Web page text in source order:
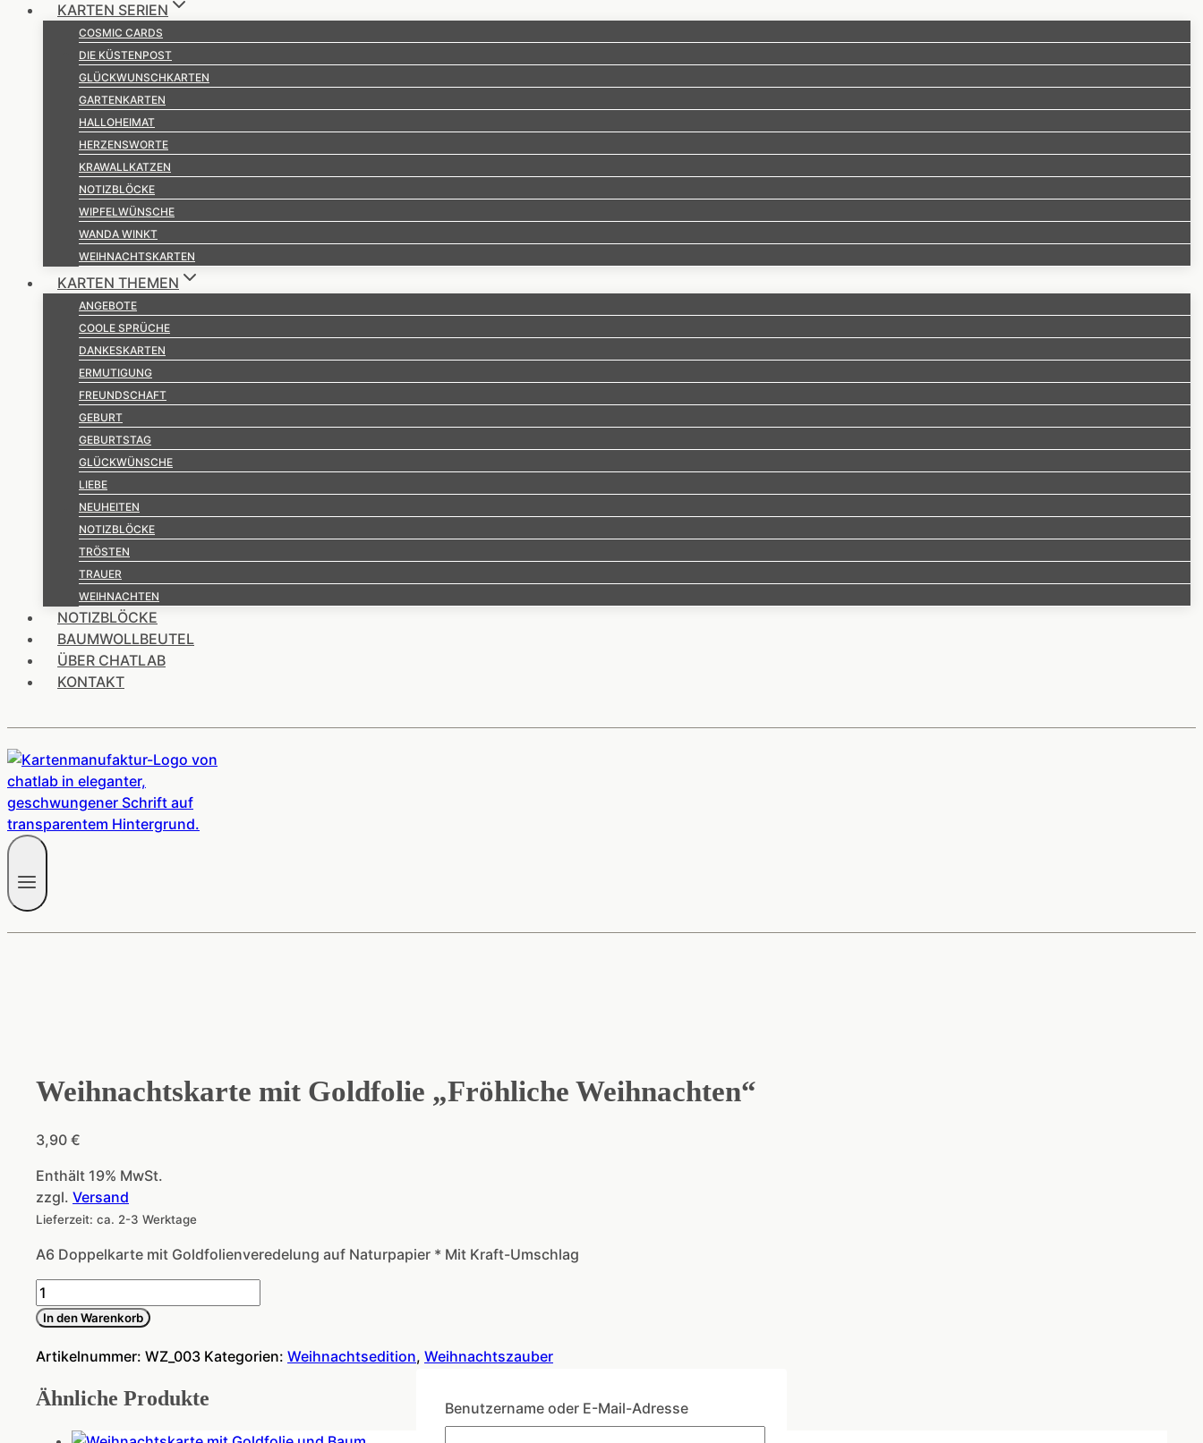
KARTEN SERIEN
COSMIC CARDS
DIE KÜSTENPOST
GLÜCKWUNSCHKARTEN
GARTENKARTEN
HALLOHEIMAT
HERZENSWORTE
KRAWALLKATZEN
NOTIZBLÖCKE
WIPFELWÜNSCHE
WANDA WINKT
WEIHNACHTSKARTEN
KARTEN THEMEN
ANGEBOTE
COOLE SPRÜCHE
DANKESKARTEN
ERMUTIGUNG
FREUNDSCHAFT
GEBURT
GEBURTSTAG
GLÜCKWÜNSCHE
LIEBE
NEUHEITEN
NOTIZBLÖCKE
TRÖSTEN
TRAUER
WEIHNACHTEN
NOTIZBLÖCKE
BAUMWOLLBEUTEL
ÜBER CHATLAB
KONTAKT
Weihnachtskarte mit Goldfolie „Fröhliche Weihnachten“
3,90 €
Enthält 19% MwSt.
zzgl. Versand
Lieferzeit: ca. 2-3 Werktage
A6 Doppelkarte mit Goldfolienveredelung auf Naturpapier * Mit Kraft-Umschlag
Weihnachtskarte
mit
Goldfolie
"Fröhliche
Menge
In den Warenkorb
Artikelnummer: WZ_003 Kategorien: Weihnachtsedition, Weihnachtszauber
Ähnliche Produkte Benutzername oder E-Mail-Adresse